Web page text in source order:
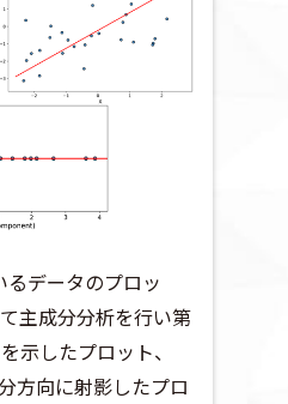
データのプロッ
主成分分析を行い第
示したプロット、
方向に射影したプロ